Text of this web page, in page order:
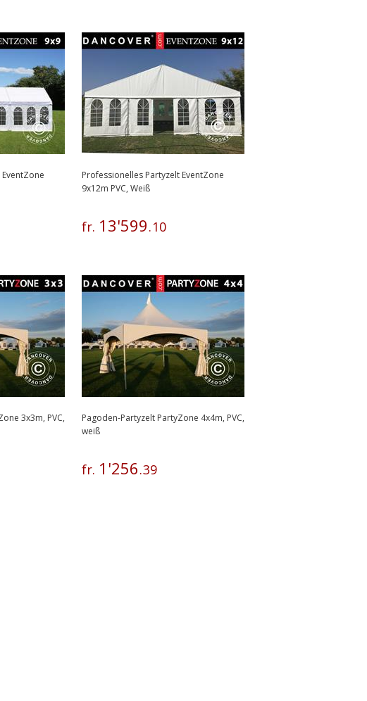
Professionelles Partyzelt EventZone
9x12m PVC, Weiß
fr. 13'599.10
3x3m, PVC,
Pagoden-Partyzelt PartyZone 4x4m, PVC,
weiß
fr. 1 '256.39